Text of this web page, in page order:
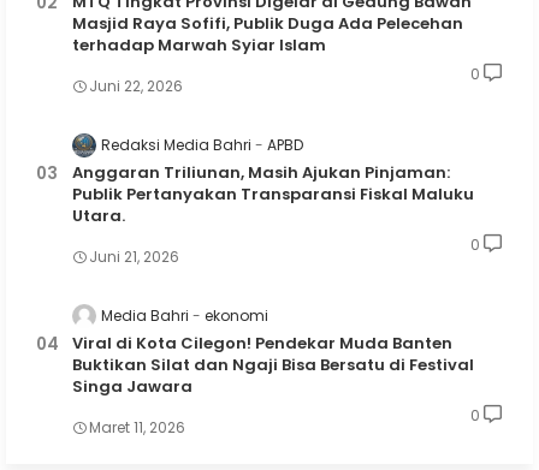
Masjid Raya Sofifi, Publik Duga Ada Pelecehan
terhadap Marwah Syiar Islam
Juni 22, 2026
0
Redaksi Media Bahri APBD
Anggaran Triliunan, Masih Ajukan Pinjaman:
Publik Pertanyakan Transparansi Fiskal Maluku
Utara.
Juni 21, 2026
0
Media Bahri ekonomi
Viral di Kota Cilegon! Pendekar Muda Banten
Buktikan Silat dan Ngaji Bisa Bersatu di Festival
Singa Jawara
Maret 11, 2026
0